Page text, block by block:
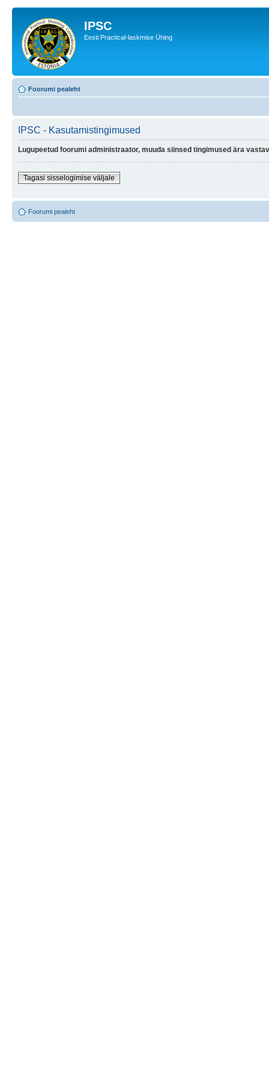
IPSC
Eesti Practical-laskmise Ühing
Foorumi pealeht
IPSC - Kasutamistingimused
Lugupeetud foorumi administraator, muuda siinsed tingimused ära
Tagasi sisselogimise väljale
Foorumi pealeht